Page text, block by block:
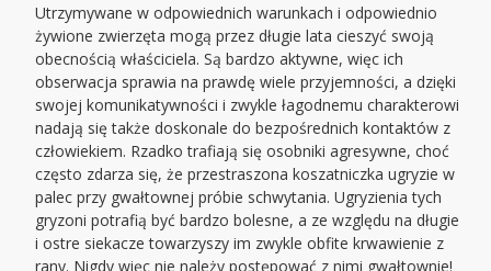
Utrzymywane w odpowiednich warunkach i odpowiednio
żywione zwierzęta mogą przez długie lata cieszyć swoją
obecnością właściciela. Są bardzo aktywne, więc ich
obserwacja sprawia na prawdę wiele przyjemności, a dzięki
swojej komunikatywności i zwykle łagodnemu charakterowi
nadają się także doskonale do bezpośrednich kontaktów z
człowiekiem. Rzadko trafiają się osobniki agresywne, choć
często zdarza się, że przestraszona koszatniczka ugryzie w
palec przy gwałtownej próbie schwytania. Ugryzienia tych
gryzoni potrafią być bardzo bolesne, a ze względu na długie
i ostre siekacze towarzyszy im zwykle obfite krwawienie z
rany. Nigdy więc nie należy postępować z nimi gwałtownie!